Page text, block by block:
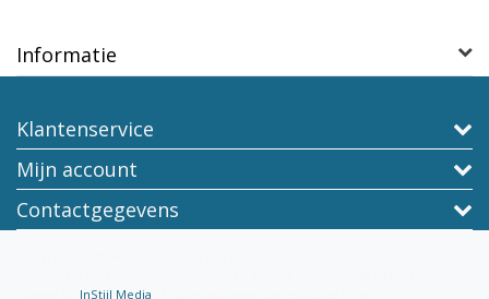
Informatie
Klantenservice
Mijn account
Contactgegevens
InStijl Media